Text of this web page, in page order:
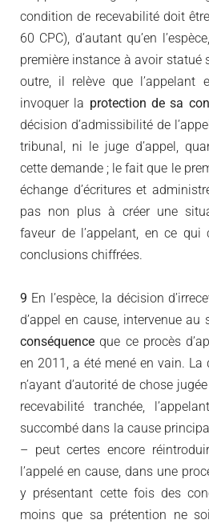
condition de recevabilité doit
60 CPC), d’autant qu’en
première instance à avoir statué
outre, il relève que l’appelant
invoquer la protection de sa
décision d’admissibilité de
tribunal, ni le juge d’appel,
cette demande ; le fait que le
échange d’écritures et
pas non plus à créer une
faveur de l’appelant, en ce qui
conclusions chiffrées.
9 En l’espèce, la décision
d’appel en cause, intervenue au
conséquenceque ce procès
en 2011, a été mené en vain. La
n’ayant d’autorité de chose
recevabilité tranchée,
succombé dans la cause
– peut certes encore
l’appelé en cause, dans une
y présentant cette fois des
moins que sa prétention ne